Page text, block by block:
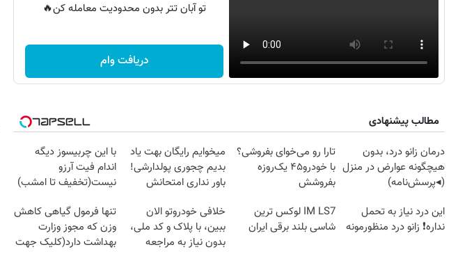
تو آبان تتر بدون محدودیت معامله کن🔥
دریافت وام
مطالب پیشنهادی
درمان زانو درد، بدون
هیچگونه عوارض در منزل
(◂پرسش‌نامه)
تارا رو می‌خوای بفروشی؟
با خودرو۴۵ یک‌روزه
بفروشش
میخوایم رایگان بهت یاد
بدیم چجوری پولدارشی!
باور نداری امتحانش
با این چربیسوز دیگه
اندام فیت آرزو
نیست(تخفیف تا امشب)
این درد نیاز به تحمل
نداره❗ زانو درد منظورمونه
IM LS7 لوکس ترین
شاسی بلند برقی ایران
خلافی خودروتو الان
ببین، با پلاک و کد ملی،
بدون نیاز به مراجعه
تنها فرمول گیاهی کاهش
وزن که مجوز وزارت
بهداشت دارد(کلیک جهت